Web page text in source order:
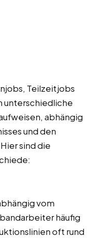
Teilzeitjobs
unterschiedliche
abhängig
und den
sind die
vom
häufig
oft rund